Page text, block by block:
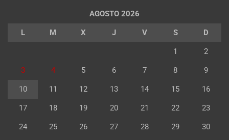
AGOSTO 2026
L M X J V S D
1 2
3 4 5 6 7 8 9
10 11 12 13 14 15 16
17 18 19 20 21 22 23
24 25 26 27 28 29 30